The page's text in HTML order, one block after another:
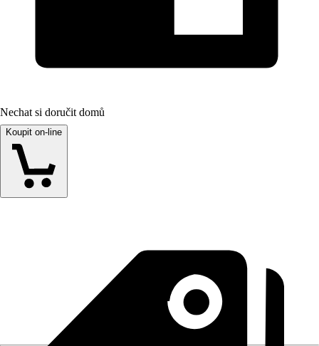
Nechat si doručit domů
Koupit on-line